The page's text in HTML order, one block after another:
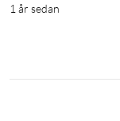
1 år sedan